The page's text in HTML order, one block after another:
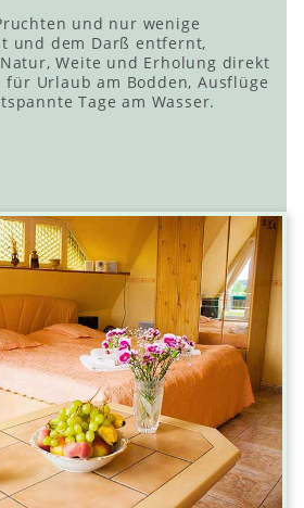
und nur wenige
und dem Darß entfernt,
Weite und Erholung direkt
Urlaub am Bodden, Ausflüge
Tage am Wasser.